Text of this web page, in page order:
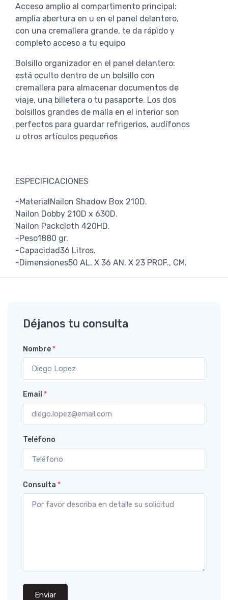
Acceso amplio al compartimento principal:
amplia abertura en u en el panel delantero,
con una cremallera grande, te da rápìdo y
completo acceso a tu equipo
Bolsillo organizador en el panel delantero:
está oculto dentro de un bolsillo con
cremallera para almacenar documentos de
viaje, una billetera o tu pasaporte. Los dos
bolsillos grandes de malla en el interior son
perfectos para guardar refrigerios, audífonos
u otros artículos pequeños
ESPECIFICACIONES
-MaterialNailon Shadow Box 210D.
Nailon Dobby 210D x 630D.
Nailon Packcloth 420HD.
-Peso1880 gr.
-Capacidad36 Litros.
-Dimensiones50 AL. X 36 AN. X 23 PROF., CM.
Déjanos tu consulta
Nombre*
Email *
Teléfono
Consulta *
Enviar